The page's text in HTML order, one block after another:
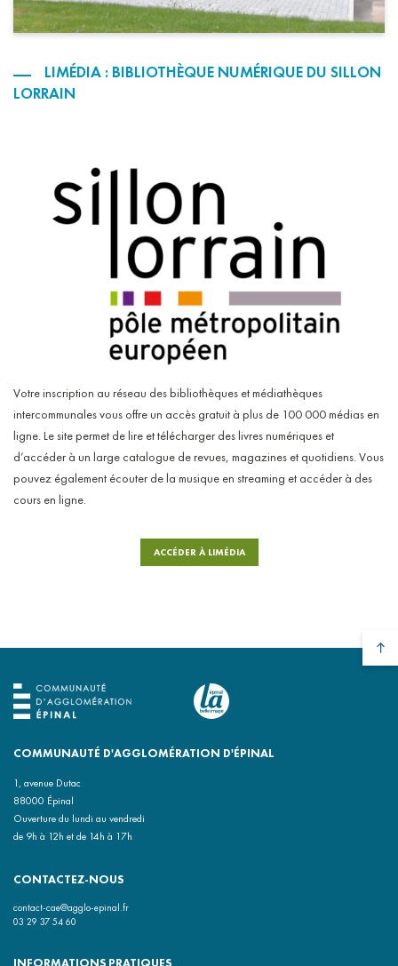
LIMÉDIA : BIBLIOTHÈQUE NUMÉRIQUE DU SILLON
LORRAIN
Votre inscription au réseau des bibliothèques et médiathèques
intercommunales vous offre un accès gratuit à plus de 100 000 médias en
ligne. Le site permet de lire et télécharger des livres numériques et
d’accéder à un large catalogue de revues, magazines et quotidiens. Vous
pouvez également écouter de la musique en streaming et accéder à des
cours en ligne.
ACCÉDER À LIMÉDIA
COMMUNAUTÉ D'AGGLOMÉRATION D'ÉPINAL
1, avenue Dutac
88000 Épinal
Ouverture du lundi au vendredi
de 9h à 12h et de 14h à 17h
CONTACTEZ-NOUS
contact-cae@agglo-epinal.fr
03 29 37 54 60
INFORMATIONS PRATIQUES